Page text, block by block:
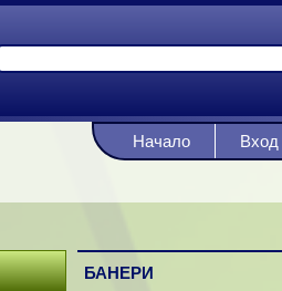
Начало Вход
БАНЕРИ